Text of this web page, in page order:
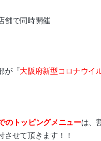
舗で同時開催
が『大阪府新型コロナウイ
のトッピングメニューは、
させて頂きます！！